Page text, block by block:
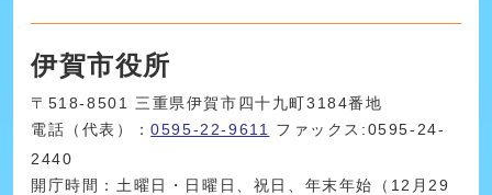
伊賀市役所
〒518-8501 三重県伊賀市四十九町3184番地
電話（代表）：0595-22-9611
ファックス:0595-24-
2440
開庁時間：土曜日・日曜日、祝日、年末年始（12月29